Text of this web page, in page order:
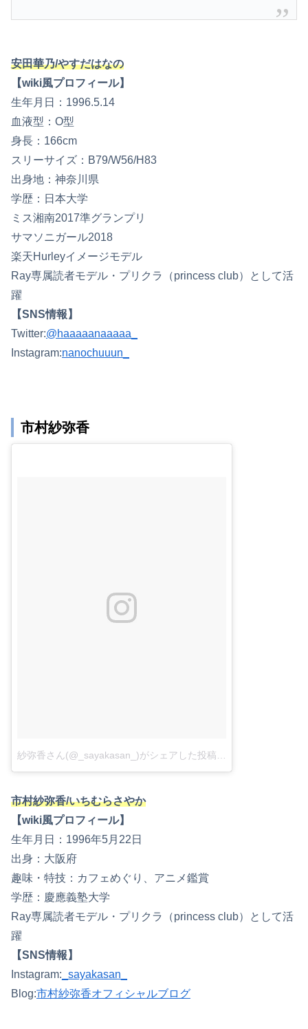
安田華乃/やすだはなの
【wiki風プロフィール】
生年月日：1996.5.14
血液型：O型
身長：166cm
スリーサイズ：B79/W56/H83
出身地：神奈川県
学歴：日本大学
ミス湘南2017準グランプリ
サマソニガール2018
楽天Hurleyイメージモデル
Ray専属読者モデル・プリクラ（princess club）として活
躍
【SNS情報】
Twitter:@haaaaanaaaaa_
Instagram:nanochuuun_
市村紗弥香
市村紗弥香/いちむらさやか
【wiki風プロフィール】
生年月日：1996年5月22日
出身：大阪府
趣味・特技：カフェめぐり、アニメ鑑賞
学歴：慶應義塾大学
Ray専属読者モデル・プリクラ（princess club）として活
躍
【SNS情報】
Instagram: _sayakasan_
Blog:市村紗弥香オフィシャルブログ